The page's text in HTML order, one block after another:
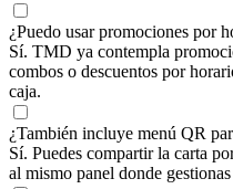
¿Puedo usar promociones por
Sí. TMD ya contempla
combos o descuentos por
caja.
¿También incluye menú QR
Sí. Puedes compartir la carta
al mismo panel donde